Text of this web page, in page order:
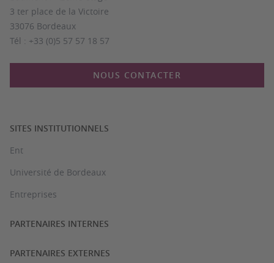
3 ter place de la Victoire
33076 Bordeaux
Tél : +33 (0)5 57 57 18 57
NOUS CONTACTER
SITES INSTITUTIONNELS
Ent
Université de Bordeaux
Entreprises
PARTENAIRES INTERNES
PARTENAIRES EXTERNES